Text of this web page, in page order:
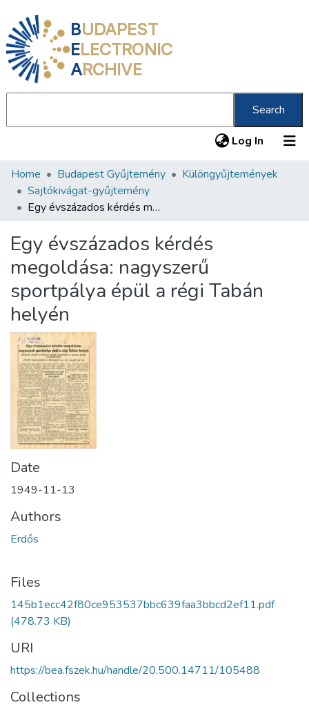
BUDAPEST
ELECTRONIC
ARCHIVE
Search
Log In (current)
Communities & Collections
All of DSpace
About us
Home Budapest Gyűjtemény
Különgyűjtemények
Sajtókivágat-gyűjtemény
Egy évszázados kérdés megoldása: nagyszerű sportpálya épül a régi Tabán helyén
Egy évszázados kérdés
megoldása: nagyszerű
sportpálya épül a régi Tabán
helyén
Date
1949-11-13
Authors
Erdős
Files
145b1ecc42f80ce953537bbc639faa3bbcd2ef11.pdf
(478.73 KB)
URI
https://bea.fszek.hu/handle/20.500.14711/105488
Collections